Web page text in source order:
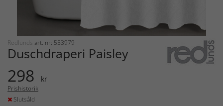
Redlunds art. nr: 553979
Duschdraperi Paisley
298 kr
Prishistorik
Slutsåld